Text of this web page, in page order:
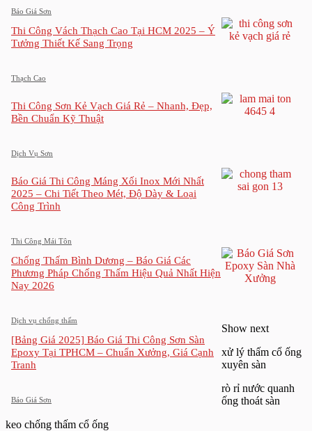
Báo Giá Sơn
Thi Công Vách Thạch Cao Tại HCM 2025 – Ý
Tưởng Thiết Kế Sang Trọng
Thạch Cao
Thi Công Sơn Kẻ Vạch Giá Rẻ – Nhanh, Đẹp,
Bền Chuẩn Kỹ Thuật
Dịch Vụ Sơn
Báo Giá Thi Công Máng Xối Inox Mới Nhất
2025 – Chi Tiết Theo Mét, Độ Dày & Loại
Công Trình
Thi Công Mái Tôn
Chống Thấm Bình Dương – Báo Giá Các
Phương Pháp Chống Thấm Hiệu Quả Nhất Hiện
Nay 2026
Dịch vụ chống thấm
[Bảng Giá 2025] Báo Giá Thi Công Sơn Sàn
Epoxy Tại TPHCM – Chuẩn Xưởng, Giá Cạnh
Tranh
Báo Giá Sơn
Show next
xử lý thấm cổ ống
xuyên sàn
rò rỉ nước quanh
ống thoát sàn
keo chống thấm cổ ống